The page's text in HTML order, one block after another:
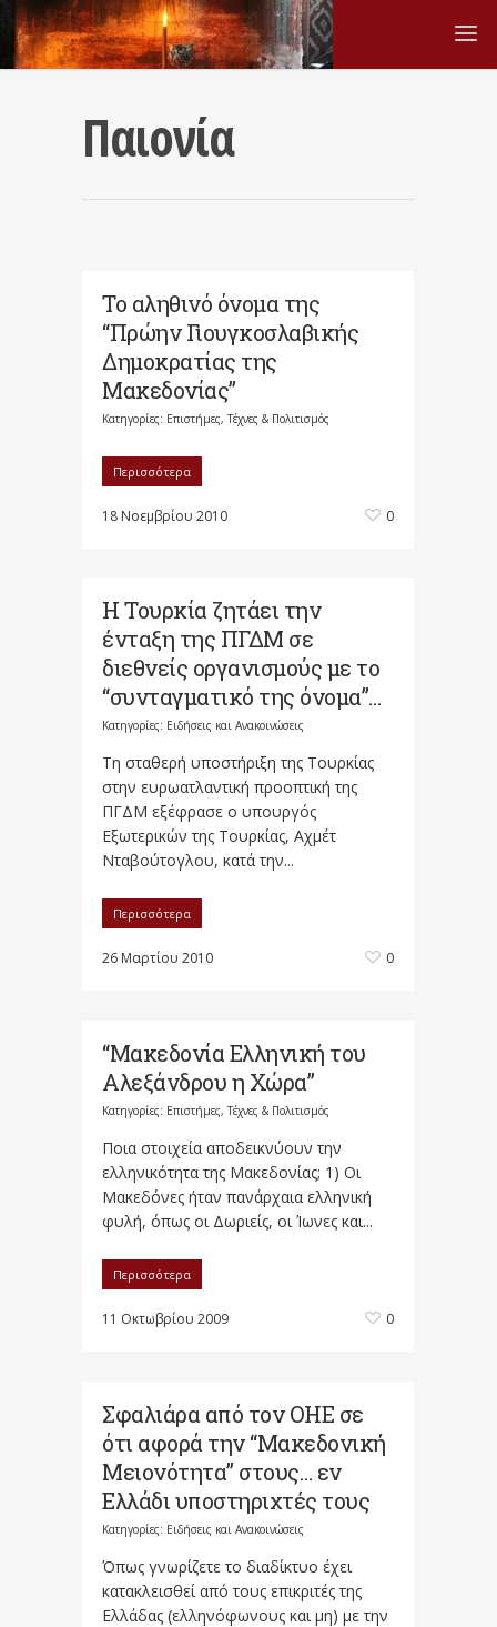
Παιονία
Το αληθινό όνομα της
“Πρώην Γιουγκοσλαβικής
Δημοκρατίας της
Μακεδονίας”
Κατηγορίες: Επιστήμες, Τέχνες & Πολιτισμός
Περισσότερα
18 Νοεμβρίου 2010 0
Η Τουρκία ζητάει την
ένταξη της ΠΓΔΜ σε
διεθνείς οργανισμούς με το
“συνταγματικό της όνομα”…
Κατηγορίες: Ειδήσεις και Ανακοινώσεις
Τη σταθερή υποστήριξη της Τουρκίας
στην ευρωατλαντική προοπτική της
ΠΓΔΜ εξέφρασε ο υπουργός
Εξωτερικών της Τουρκίας, Αχμέτ
Νταβούτογλου, κατά την...
Περισσότερα
26 Μαρτίου 2010 0
“Μακεδονία Ελληνική του
Αλεξάνδρου η Χώρα”
Κατηγορίες: Επιστήμες, Τέχνες & Πολιτισμός
Ποια στοιχεία αποδεικνύουν την
ελληνικότη­τα της Μακεδονίας; 1) Οι
Μακεδόνες ήταν πανάρχαια ελληνική
φυλή, όπως οι Δωριείς, οι Ίωνες και...
Περισσότερα
11 Οκτωβρίου 2009 0
Σφαλιάρα από τον ΟΗΕ σε
ότι αφορά την “Μακεδονική
Μειονότητα” στους… εν
Ελλάδι υποστηριχτές τους
Κατηγορίες: Ειδήσεις και Ανακοινώσεις
Όπως γνωρίζετε το διαδίκτυο έχει
κατακλεισθεί από τους επικριτές της
Ελλάδας (ελληνόφωνους και μη) με την